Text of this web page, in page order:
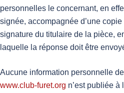
personnelles le concernant, en
signée, accompagnée d’une
signature du titulaire de la pièce,
laquelle la réponse doit être
Aucune information personnelle
www.club-furet.org n’est publiée à